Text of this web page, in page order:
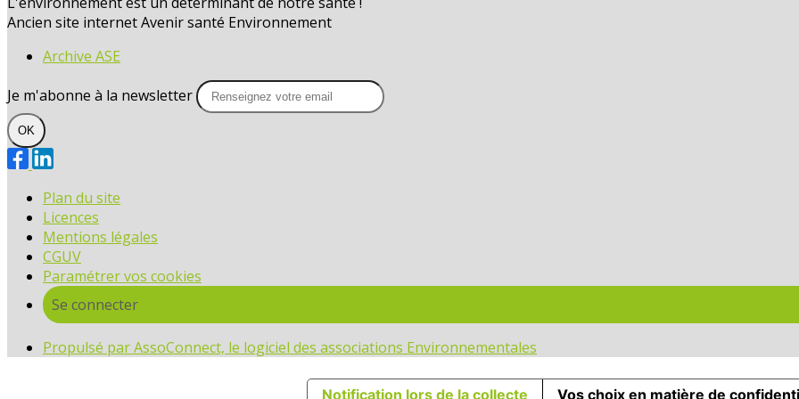
Ancien site internet Avenir santé Environnement
Archive ASE
Je m'abonne à la newsletter
OK
Plan du site
Licences
Mentions légales
CGUV
Paramétrer vos cookies
Se connecter
Propulsé par AssoConnect, le logiciel des associations Environnementales
Notification lors de la collecte Vos choix en matière de